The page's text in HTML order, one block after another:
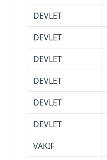
DEVLET
DEVLET
DEVLET
DEVLET
DEVLET
DEVLET
VAKIF